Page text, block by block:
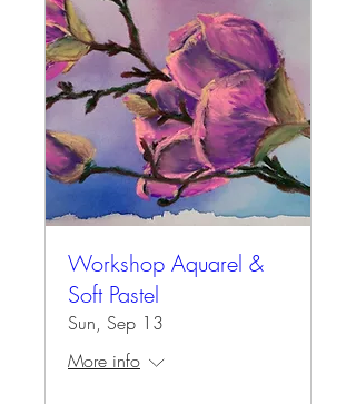
Workshop Aquarel &
Soft Pastel
Sun, Sep 13
More info